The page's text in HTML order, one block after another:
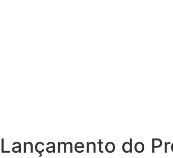
Lançamento do